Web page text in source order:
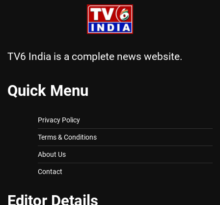
TV6 India is a complete news website.
Quick Menu
Privacy Policy
Terms & Conditions
About Us
Contact
Editor Details